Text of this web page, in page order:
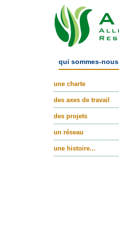
qui sommes-nous
une charte
des axes de travail
des projets
un réseau
une histoire...